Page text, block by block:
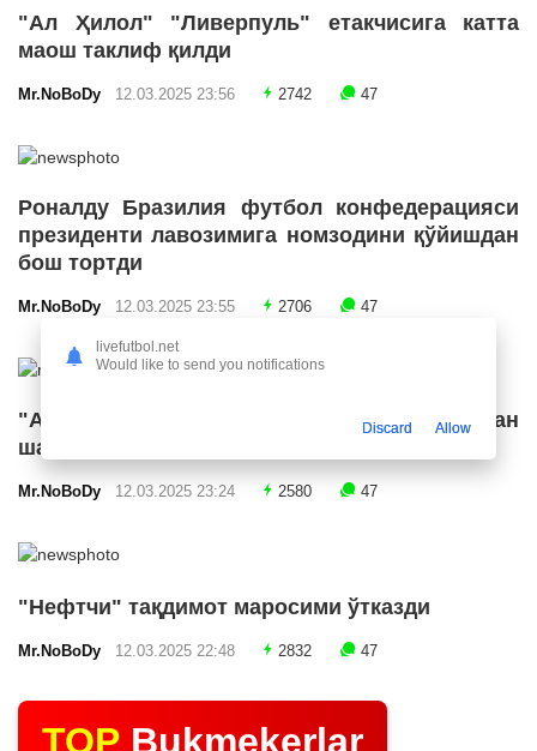
"Ал Ҳилол" "Ливерпуль" етакчисига катта
маош таклиф қилди
Mr.NoBoDy 12.03.2025 23:56 2742 47
Роналду Бразилия футбол конфедерацияси
президенти лавозимига номзодини қўйишдан
бош тортди
Mr.NoBoDy 12.03.2025 23:55 2706 47
"Арсенал" икки ярим ҳимоячи билан
шартнома имзолашга яқин
Mr.NoBoDy 12.03.2025 23:24 2580 47
"Нефтчи" тақдимот маросими ўтказди
Mr.NoBoDy 12.03.2025 22:48 2832 47
TOP Bukmekerlar
livefutbol.net
Would like to send you notifications
Discard Allow